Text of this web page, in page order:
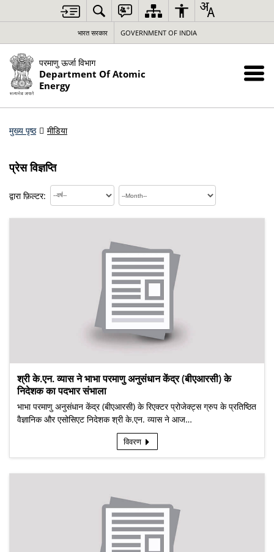
भारत सरकार GOVERNMENT OF INDIA
परमाणु ऊर्जा विभाग
Department Of Atomic
Energy
मुख्य पृष्ठ मीडिया
प्रेस विज्ञप्ति
द्वारा फ़िल्टर:
श्री के.एन. व्यास ने भाभा परमाणु अनुसंधान केंद्र (बीएआरसी) के
निदेशक का पदभार संभाला
भाभा परमाणु अनुसंधान केंद्र (बीएआरसी) के रिएक्टर प्रोजेक्ट्स ग्रुप के प्रतिष्ठित
वैज्ञानिक और एसोसिएट निदेशक श्री के.एन. व्यास ने आज…
विवरण